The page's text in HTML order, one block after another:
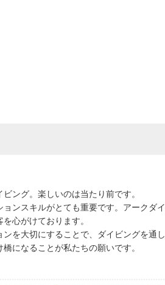
ング。楽しいのは当たり前です。
ンスキルがとても重要です。アークダイ
心がけております。
を大切にすることで、ダイビングを通し
になることが私たちの願いです。